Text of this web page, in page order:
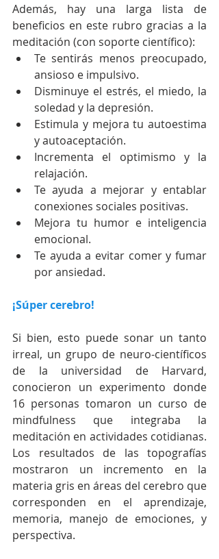
Además, hay una larga lista de
beneficios en este rubro gracias a la
meditación (con soporte científico):
Te sentirás menos preocupado,
ansioso e impulsivo.
Disminuye el estrés, el miedo, la
soledad y la depresión.
Estimula y mejora tu autoestima
y autoaceptación.
Incrementa el optimismo y la
relajación.
Te ayuda a mejorar y entablar
conexiones sociales positivas.
Mejora tu humor e inteligencia
emocional.
Te ayuda a evitar comer y fumar
por ansiedad.
¡Súper cerebro!
Si bien, esto puede sonar un tanto
irreal, un grupo de neuro-científicos
de la universidad de Harvard,
conocieron un experimento donde
16 personas tomaron un curso de
mindfulness que integraba la
meditación en actividades cotidianas.
Los resultados de las topografías
mostraron un incremento en la
materia gris en áreas del cerebro que
corresponden en el aprendizaje,
memoria, manejo de emociones, y
perspectiva.